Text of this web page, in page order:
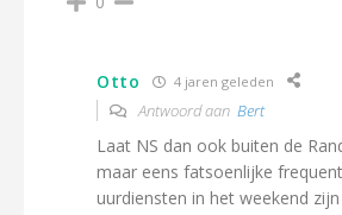
Otto 4 jaren geleden
Antwoord aan Bert
Laat NS dan ook buiten de
maar eens fatsoenlijke
uurdiensten in het weekend